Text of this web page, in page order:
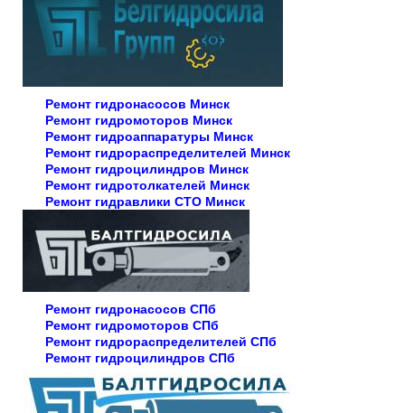
Ремонт гидронасосов Минск
Ремонт гидромоторов Минск
Ремонт гидроаппаратуры Минск
Ремонт гидрораспределителей Минск
Ремонт гидроцилиндров Минск
Ремонт гидротолкателей Минск
Ремонт гидравлики СТО Минск
Ремонт гидронасосов СПб
Ремонт гидромоторов СПб
Ремонт гидрораспределителей СПб
Ремонт гидроцилиндров СПб